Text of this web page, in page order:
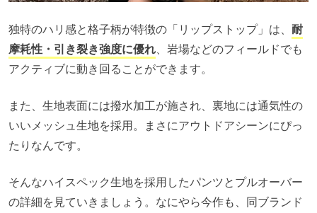
独特のハリ感と格子柄が特徴の「リップストップ」は、 耐
摩耗性・引き裂き強度に優れ、岩場などのフィールドでも
アクティブに動き回ることができます。
また、生地表面には撥水加工が施され、裏地には通気性の
いいメッシュ生地を採用。まさにアウトドアシーンにぴっ
たりなんです。
そんなハイスペック生地を採用したパンツとプルオーバー
の詳細を見ていきましょう。なにやら今作も、同ブランド